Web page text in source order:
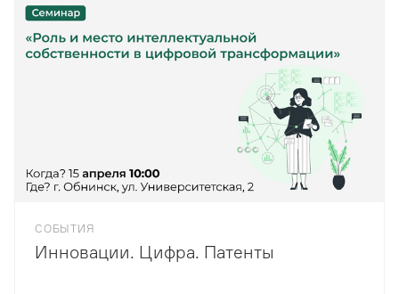
СОБЫТИЯ
Инновации. Цифра. Патенты